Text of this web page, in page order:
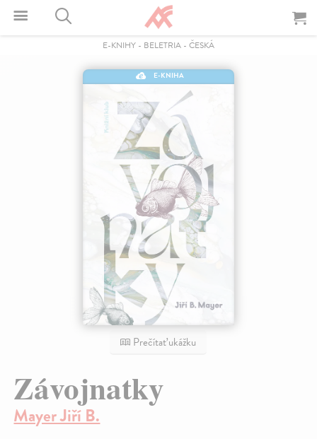
E-KNIHY - BELETRIA - ČESKÁ
E-KNIHA
Prečítať ukážku
Závojnatky
Mayer Jiří B.